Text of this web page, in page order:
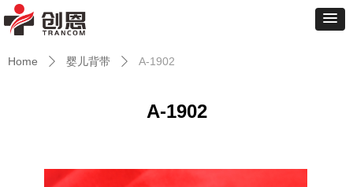
Home ꄲ 婴儿背带 ꄲ A-1902
A-1902